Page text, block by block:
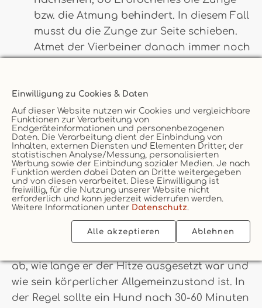
Einwilligung zu Cookies & Daten
Auf dieser Website nutzen wir Cookies und vergleichbare
Funktionen zur Verarbeitung von
Endgeräteinformationen und personenbezogenen
Daten. Die Verarbeitung dient der Einbindung von
Inhalten, externen Diensten und Elementen Dritter, der
statistischen Analyse/Messung, personalisierten
Werbung sowie der Einbindung sozialer Medien. Je nach
Funktion werden dabei Daten an Dritte weitergegeben
und von diesen verarbeitet. Diese Einwilligung ist
freiwillig, für die Nutzung unserer Website nicht
erforderlich und kann jederzeit widerrufen werden.
Weitere Informationen unter Datenschutz.
Alle akzeptieren Ablehnen
bzw. die Atmung behindert. In diesem Fall
musst du die Zunge zur Seite schieben.
Atmet der Vierbeiner danach immer noch
Druck, dieser ist selbstverständlich an
die Größe des Hundes anzupassen.
Wie lange dauert ein
Hitzschlag bei einem Hund?
Wie lange es dauert, bis sich ein Hund von
ab, wie lange er der Hitze ausgesetzt war und
wie sein körperlicher Allgemeinzustand ist. In
der Regel sollte ein Hund nach 30-60 Minuten